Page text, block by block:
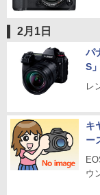
2月1日
パ
S
レ
キ
ー
ウ